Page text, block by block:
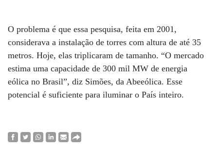
O problema é que essa pesquisa, feita em 2001,
considerava a instalação de torres com altura de até 35
metros. Hoje, elas triplicaram de tamanho. “O mercado
estima uma capacidade de 300 mil MW de energia
eólica no Brasil”, diz Simões, da Abeeólica. Esse
potencial é suficiente para iluminar o País inteiro.